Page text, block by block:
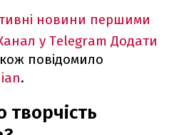
новини першими
у Telegram Додати
повідомило
.